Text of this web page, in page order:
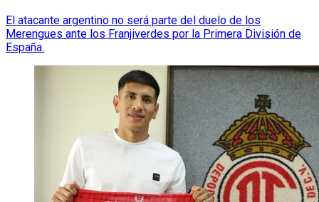
El atacante argentino no será parte del duelo de los
Merengues ante los Franjiverdes por la Primera División de
España.